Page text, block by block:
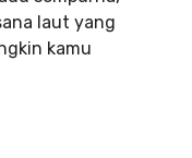
laut yang
kamu